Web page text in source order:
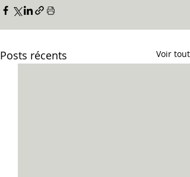
Posts récents Voir tout